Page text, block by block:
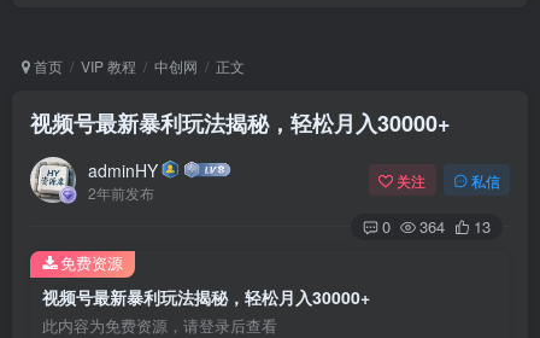
首页 VIP 教程 中创网 正文
视频号最新暴利玩法揭秘，轻松月入30000+
adminHY
2年前发布
关注 私信
0 364 13
视频号最新暴利玩法揭秘，轻松月入30000+
此内容为免费资源，请登录后查看
免费资源